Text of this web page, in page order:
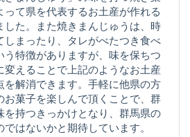
って県を代表するお土産が作れる
した。また焼きまんじゅうは、時
しまったり、タレがべたつき食べ
う特徴がありますが、味を保ちつ
変えることで上記のようなお土産
を解消できます。手軽に他県の方
お菓子を楽しんで頂くことで、群
を持つきっかけとなり、群馬県の
はないかと期待しています。